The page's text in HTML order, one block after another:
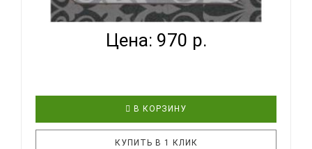
БАРИТОН...
Цена: 970 р.
В КОРЗИНУ
КУПИТЬ В 1 КЛИК